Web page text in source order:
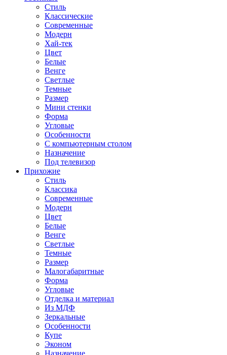
Стиль
Классические
Современные
Модерн
Хай-тек
Цвет
Белые
Венге
Светлые
Темные
Размер
Мини стенки
Форма
Угловые
Особенности
С компьютерным столом
Назначение
Под телевизор
Прихожие
Стиль
Классика
Современные
Модерн
Цвет
Белые
Венге
Светлые
Темные
Размер
Малогабаритные
Форма
Угловые
Отделка и материал
Из МДФ
Зеркальные
Особенности
Купе
Эконом
Назначение